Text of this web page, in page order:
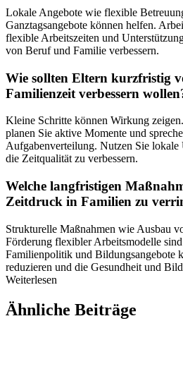
Lokale Angebote wie flexible
Ganztagsangebote können helfen.
flexible Arbeitszeiten und
von Beruf und Familie verbessern.
Wie sollten Eltern kurzfristig
Familienzeit verbessern
Kleine Schritte können Wirkung
planen Sie aktive Momente und
Aufgabenverteilung. Nutzen Sie lokale
die Zeitqualität zu verbessern.
Welche langfristigen
Zeitdruck in Familien zu
Strukturelle Maßnahmen wie Ausbau
Förderung flexibler Arbeitsmodelle
Familienpolitik und Bildungsangebote
reduzieren und die Gesundheit und
Weiterlesen
Ähnliche Beiträge